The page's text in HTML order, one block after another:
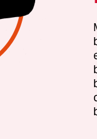
andere Wahl.
das
Sprungbrett
1858, kurz
und „Athen